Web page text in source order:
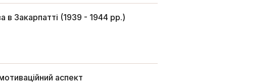
в Закарпатті (1939 - 1944 рр.)
аспект